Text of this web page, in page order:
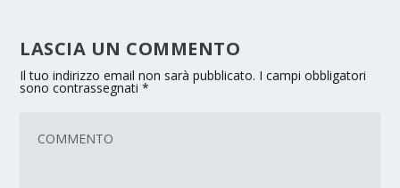
LASCIA UN COMMENTO
Il tuo indirizzo email non sarà pubblicato. I campi obbligatori
sono contrassegnati*